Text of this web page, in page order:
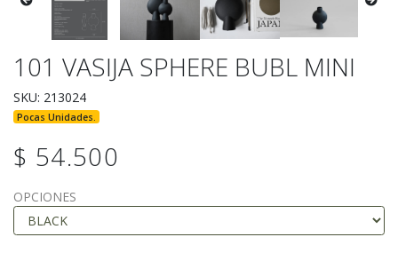
101 VASIJA SPHERE BUBL MINI
SKU: 213024
Pocas Unidades.
$ 54.500
OPCIONES